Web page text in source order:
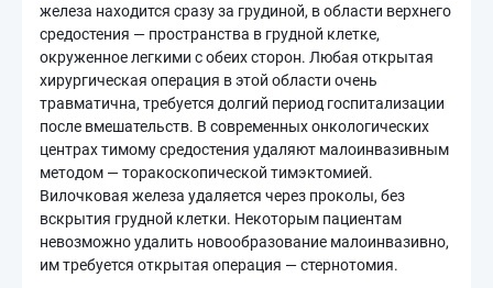
железа находится сразу за грудиной, в области верхнего
средостения — пространства в грудной клетке,
окруженное легкими с обеих сторон. Любая открытая
хирургическая операция в этой области очень
травматична, требуется долгий период госпитализации
после вмешательств. В современных онкологических
центрах тимому средостения удаляют малоинвазивным
методом — торакоскопической тимэктомией.
Вилочковая железа удаляется через проколы, без
вскрытия грудной клетки. Некоторым пациентам
невозможно удалить новообразование малоинвазивно,
им требуется открытая операция — стернотомия.